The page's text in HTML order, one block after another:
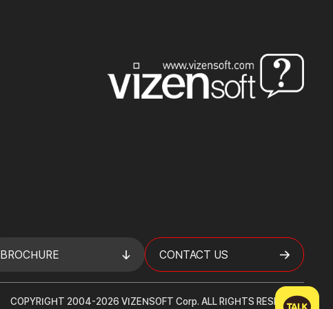
BROCHURE CONTACT US
COPYRIGHT 2004-2026 VIZENSOFT Corp. ALL RIGHTS RESERVED.